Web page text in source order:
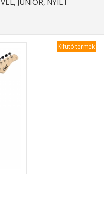
JUNIOR, NYÍLT
Kifutó termék